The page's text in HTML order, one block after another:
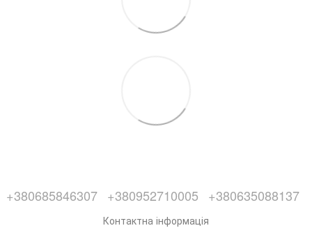
+380685846307 +380952710005 +380635088137
Контактна інформація